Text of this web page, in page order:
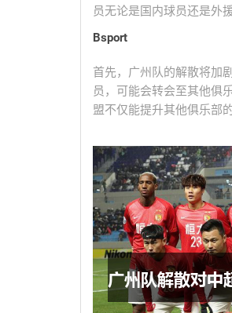
员无论是国内球员还是外
Bsport
首先，广州队的解散将加
员，可能会转会至其他俱
盟不仅能提升其他俱乐部